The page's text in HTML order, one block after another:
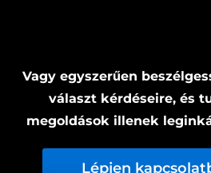
Vagy egyszerűen
választ kérdéseire, és
megoldások illenek
Lépjen